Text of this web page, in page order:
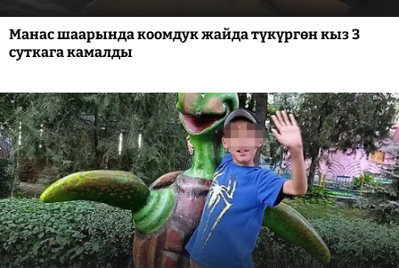
Манас шаарында коомдук жайда түкүргөн кыз 3
суткага камалды